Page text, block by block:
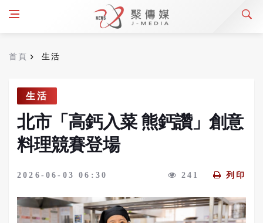
首頁 生活
生活
北市「高鈣入菜 熊鈣讚」創意
料理競賽登場
2026-06-03 06:30 241 列印